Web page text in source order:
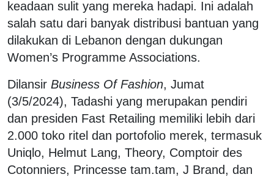
keadaan sulit yang mereka hadapi. Ini adalah
salah satu dari banyak distribusi bantuan yang
dilakukan di Lebanon dengan dukungan
Women’s Programme Associations.
Dilansir Business Of Fashion, Jumat
(3/5/2024), Tadashi yang merupakan pendiri
dan presiden Fast Retailing memiliki lebih dari
2.000 toko ritel dan portofolio merek, termasuk
Uniqlo, Helmut Lang, Theory, Comptoir des
Cotonniers, Princesse tam.tam, J Brand, dan